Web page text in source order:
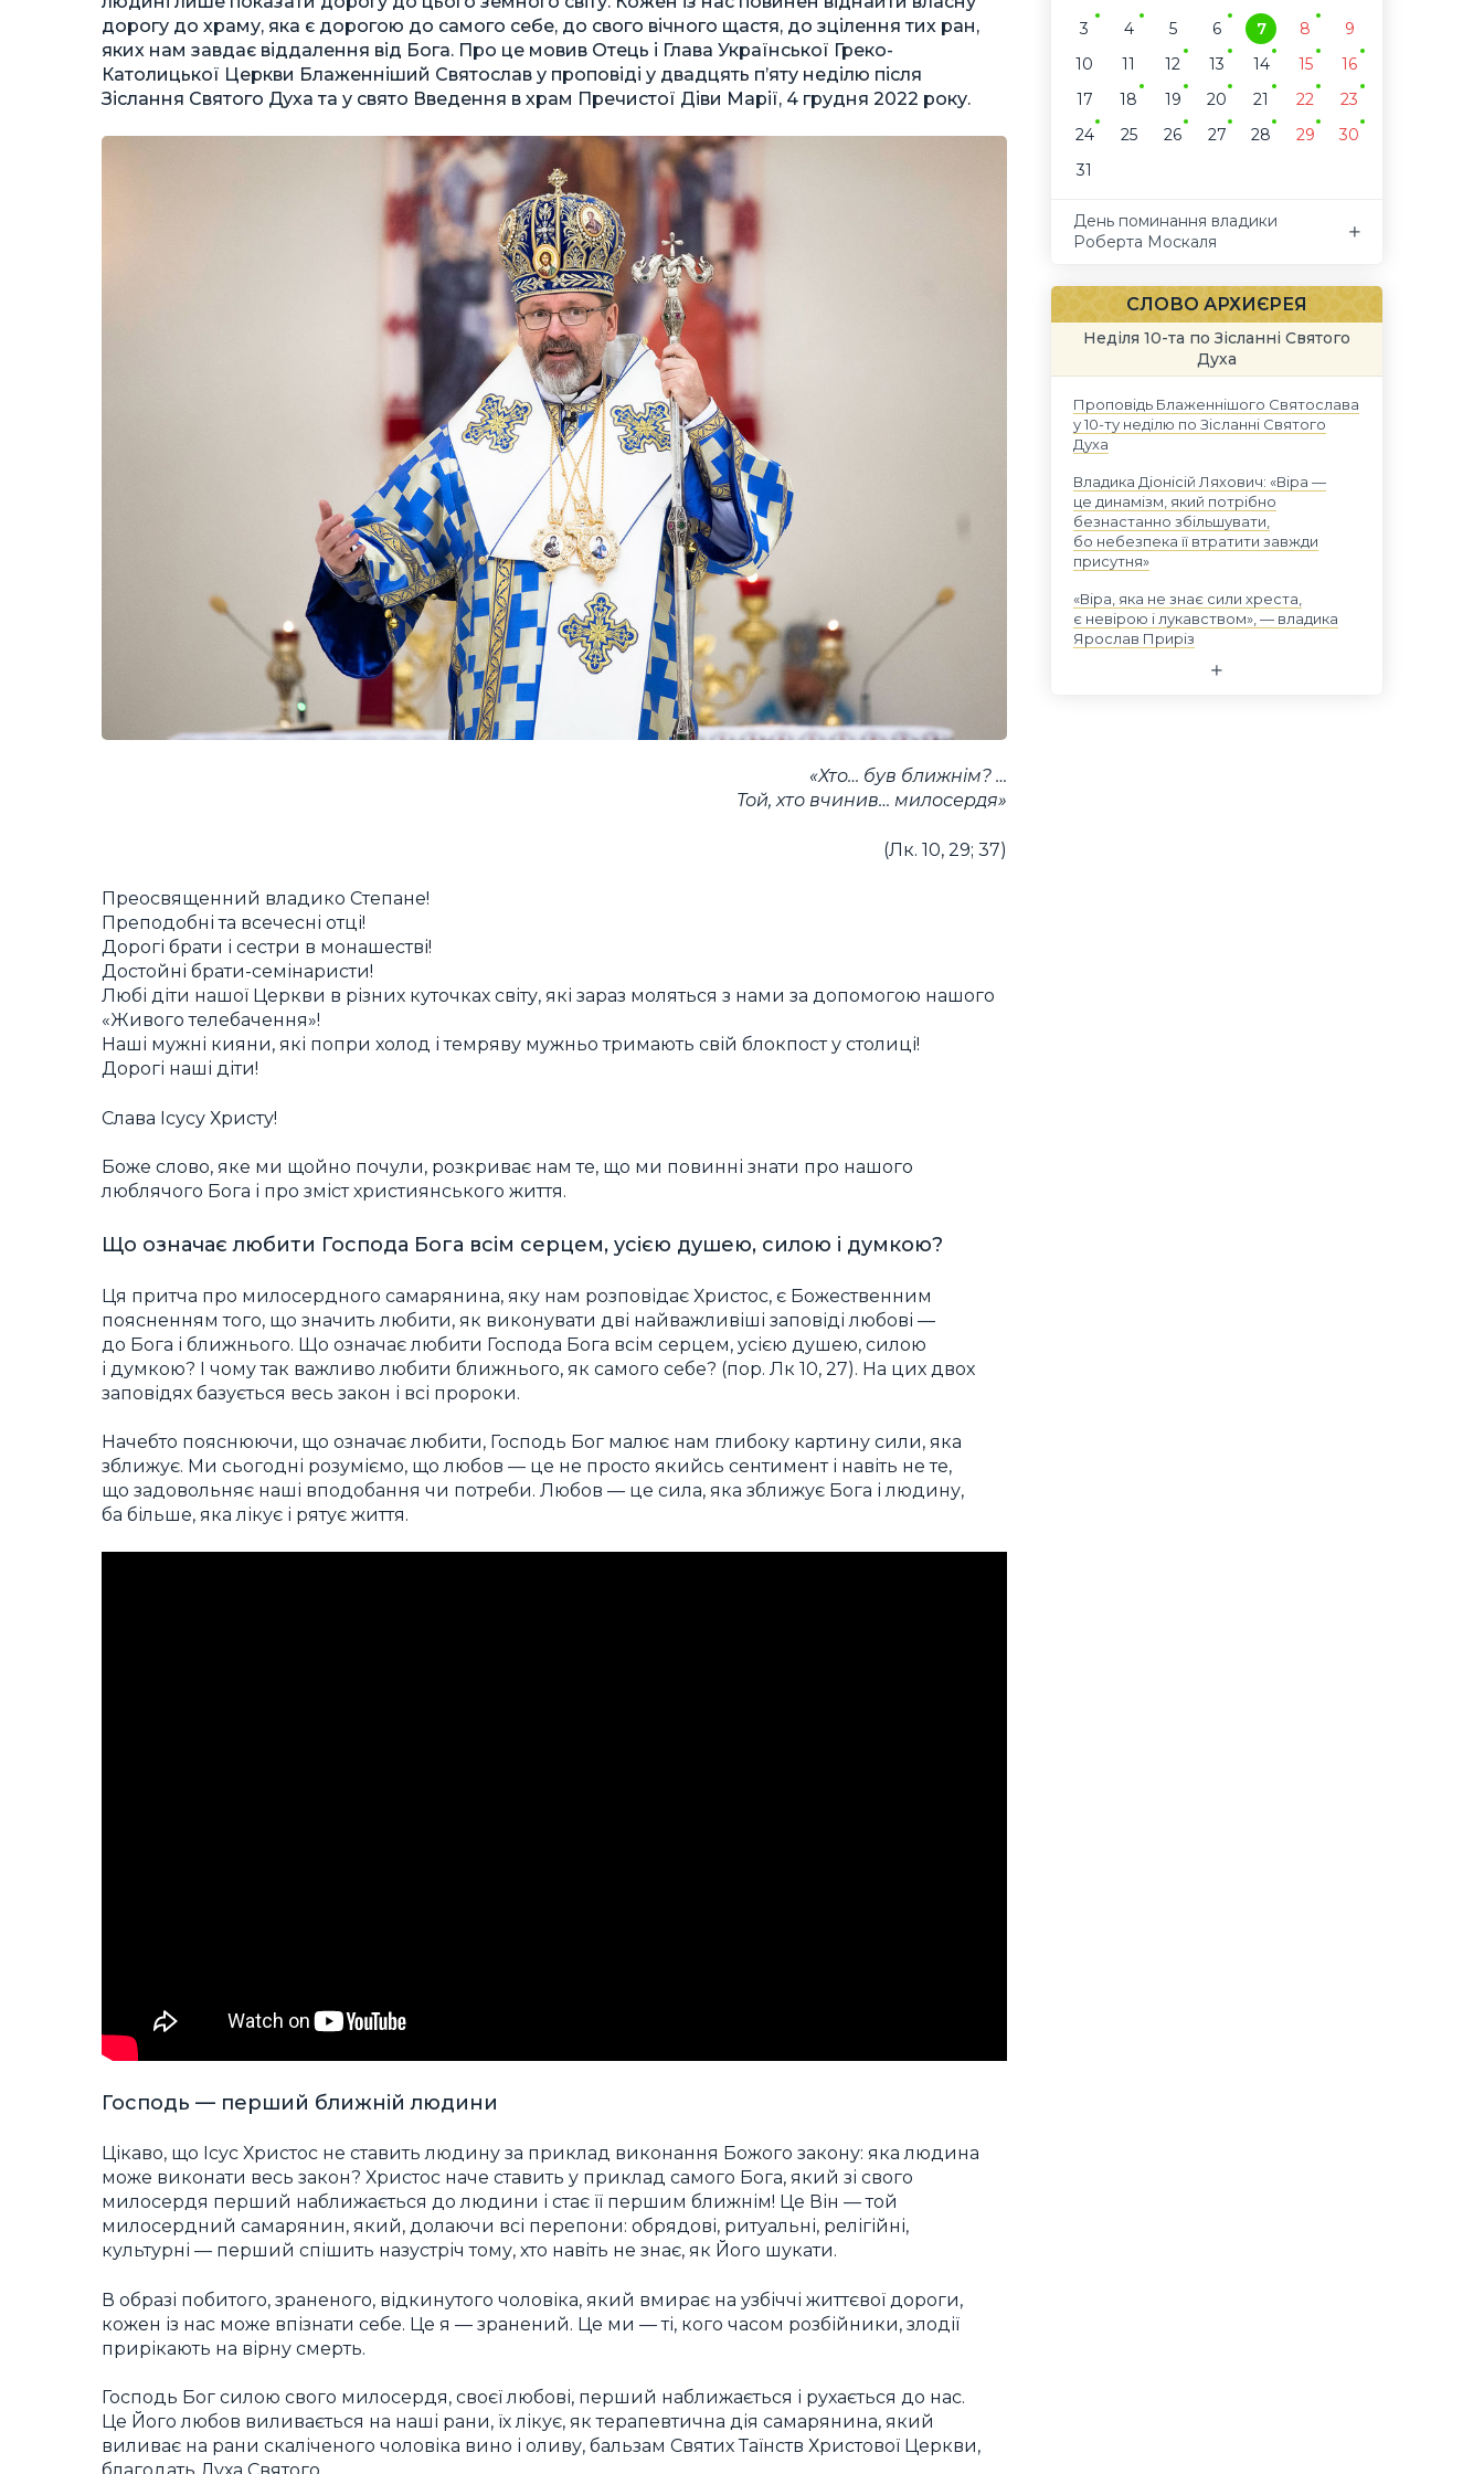
дорогу до храму, яка є дорогою до самого себе, до свого вічного щастя, до зцілення тих ран,
яких нам завдає віддалення від Бога. Про це мовив Отець і Глава Української Греко-
Католицької Церкви Блаженніший Святослав у проповіді у двадцять п’яту неділю після
Зіслання Святого Духа та у свято Введення в храм Пречистої Діви Марії, 4 грудня 2022 року.
«Хто… був ближнім? …
Той, хто вчинив… милосердя»
(Лк. 10, 29; 37)
Преосвященний владико Степане!
Преподобні та всечесні отці!
Дорогі брати і сестри в монашестві!
Достойні брати-семінаристи!
Любі діти нашої Церкви в різних куточках світу, які зараз моляться з нами за допомогою нашого
«Живого телебачення»!
Наші мужні кияни, які попри холод і темряву мужньо тримають свій блокпост у столиці!
Дорогі наші діти!
Слава Ісусу Христу!
Боже слово, яке ми щойно почули, розкриває нам те, що ми повинні знати про нашого
люблячого Бога і про зміст християнського життя.
Що означає любити Господа Бога всім серцем, усією душею, силою і думкою?
Ця притча про милосердного самарянина, яку нам розповідає Христос, є Божественним
поясненням того, що значить любити, як виконувати дві найважливіші заповіді любові —
до Бога і ближнього. Що означає любити Господа Бога всім серцем, усією душею, силою
і думкою? І чому так важливо любити ближнього, як самого себе? (пор. Лк 10, 27). На цих двох
заповідях базується весь закон і всі пророки.
Начебто пояснюючи, що означає любити, Господь Бог малює нам глибоку картину сили, яка
зближує. Ми сьогодні розуміємо, що любов — це не просто якийсь сентимент і навіть не те,
що задовольняє наші вподобання чи потреби. Любов — це сила, яка зближує Бога і людину,
ба більше, яка лікує і рятує життя.
Господь — перший ближній людини
Цікаво, що Ісус Христос не ставить людину за приклад виконання Божого закону: яка людина
може виконати весь закон? Христос наче ставить у приклад самого Бога, який зі свого
милосердя перший наближається до людини і стає її першим ближнім! Це Він — той
милосердний самарянин, який, долаючи всі перепони: обрядові, ритуальні, релігійні,
культурні — перший спішить назустріч тому, хто навіть не знає, як Його шукати.
В образі побитого, зраненого, відкинутого чоловіка, який вмирає на узбіччі життєвої дороги,
кожен із нас може впізнати себе. Це я — зранений. Це ми — ті, кого часом розбійники, злодії
прирікають на вірну смерть.
Господь Бог силою свого милосердя, своєї любові, перший наближається і рухається до нас.
Це Його любов виливається на наші рани, їх лікує, як терапевтична дія самарянина, який
виливає на рани скаліченого чоловіка вино і оливу, бальзам Святих Таїнств Христової Церкви,
3
4 5 6 7 8
9
10
11 12 13 14 15
16
17
18 19 20 21 22
23
24
25 26 27 28 29
30
31
День поминання владики
Роберта Москаля
СЛОВО АРХИЄРЕЯ
Неділя 10-та по Зісланні Святого
Духа
Проповідь Блаженнішого Святослава
у 10-ту неділю по Зісланні Святого
Духа
Владика Діонісій Ляхович: «Віра —
це динамізм, який потрібно
безнастанно збільшувати,
бо небезпека її втратити завжди
присутня»
«Віра, яка не знає сили хреста,
є невірою і лукавством», — владика
Ярослав Приріз